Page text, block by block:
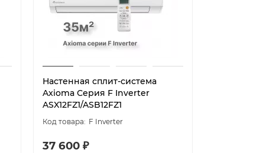
Настенная сплит-система
Axioma Серия F Inverter
ASX12FZ1/ASB12FZ1
F Inverter
37 600 ₽